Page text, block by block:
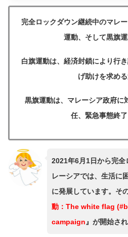
完全ロックダウン継続中のマレ
運動、そして黒旗運
白旗運動は、経済封鎖により行
げ助けを求める
黒旗運動は、マレーシア政府に
任、緊急事態終
2021年6月1日から完全
レーシアでは、生活に
に発展しています。そ
動：The white flag
campaign』が開始され